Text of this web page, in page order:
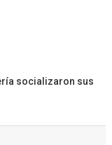
socializaron sus